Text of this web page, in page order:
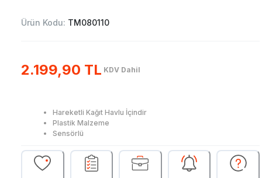
Ürün Kodu: TM080110
2.199,90 TL KDV Dahil
Hareketli Kağıt Havlu İçindir
Plastik Malzeme
Sensörlü